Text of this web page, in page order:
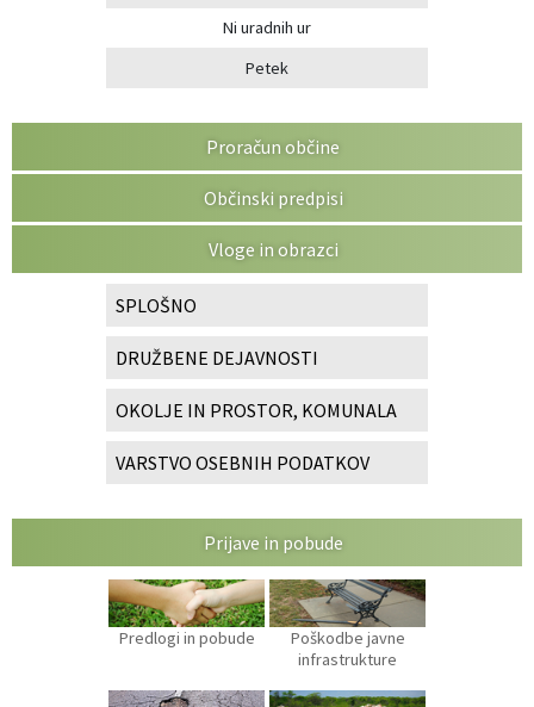
Ni uradnih ur
Petek
Proračun občine
Občinski predpisi
Vloge in obrazci
SPLOŠNO
DRUŽBENE DEJAVNOSTI
OKOLJE IN PROSTOR, KOMUNALA
VARSTVO OSEBNIH PODATKOV
Prijave in pobude
Predlogi in pobude
Poškodbe javne
infrastrukture